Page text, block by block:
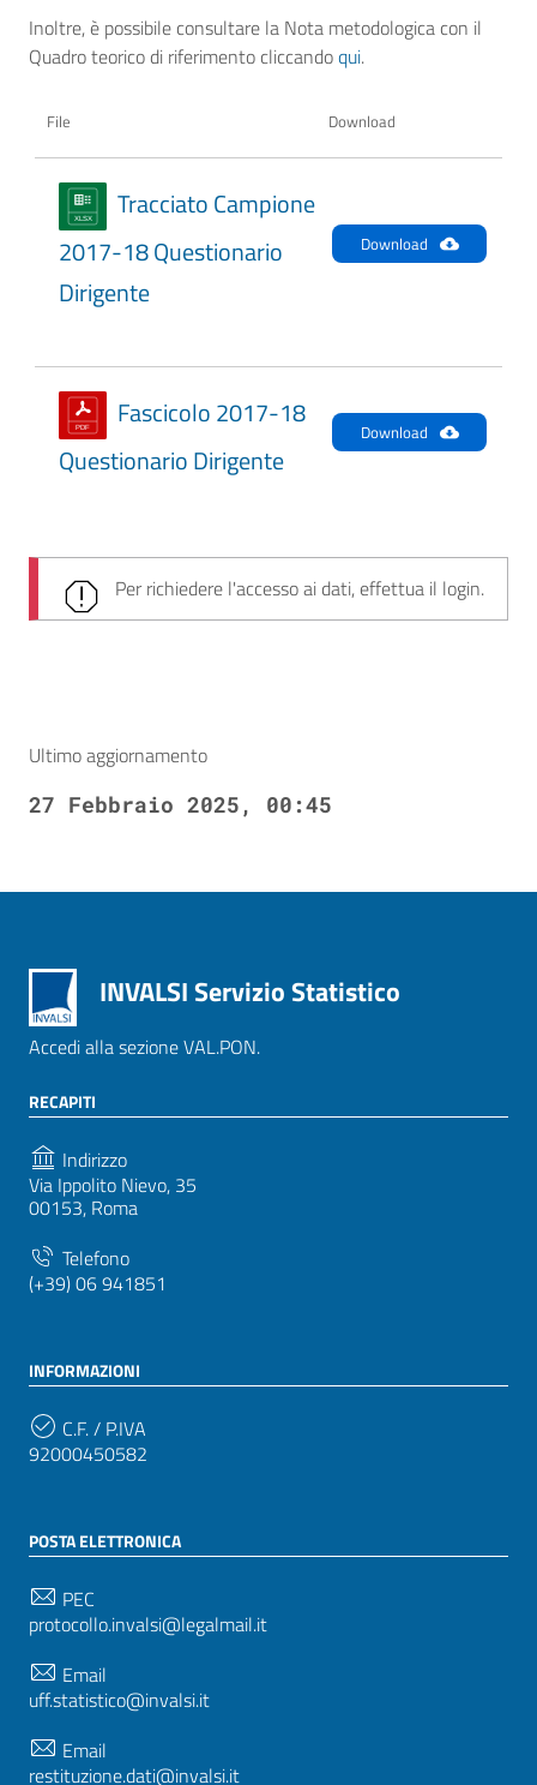
Inoltre, è possibile consultare la Nota metodologica con il
Quadro teorico di riferimento cliccandoqui.
File Download
Tracciato Campione
2017-18 Questionario
Dirigente
Download
Fascicolo 2017-18
Questionario Dirigente
Download
Per richiedere l'accesso ai dati, effettua il login.
Ultimo aggiornamento
27 Febbraio 2025, 00:45
INVALSI Servizio Statistico
Accedi alla sezione VAL.PON.
RECAPITI
Indirizzo
Via Ippolito Nievo, 35
00153, Roma
Telefono
(+39) 06 941851
INFORMAZIONI
C.F. / P.IVA
92000450582
POSTA ELETTRONICA
PEC
protocollo.invalsi@legalmail.it
Email
uff.statistico@invalsi.it
Email
restituzione.dati@invalsi.it